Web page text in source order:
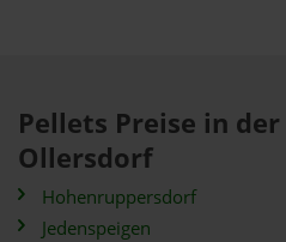
Pellets Preise in
Ollersdorf
Hohenruppersdorf
Jedenspeigen